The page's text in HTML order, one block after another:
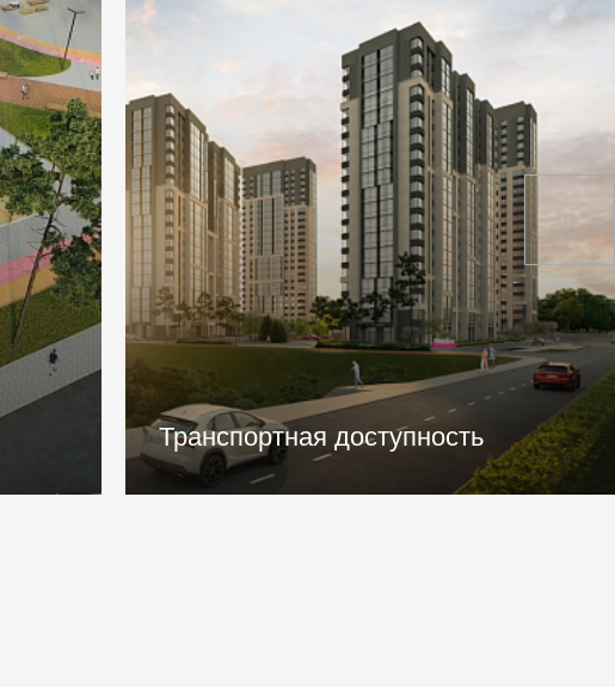
Игровые площадки для детей всех
возрастов